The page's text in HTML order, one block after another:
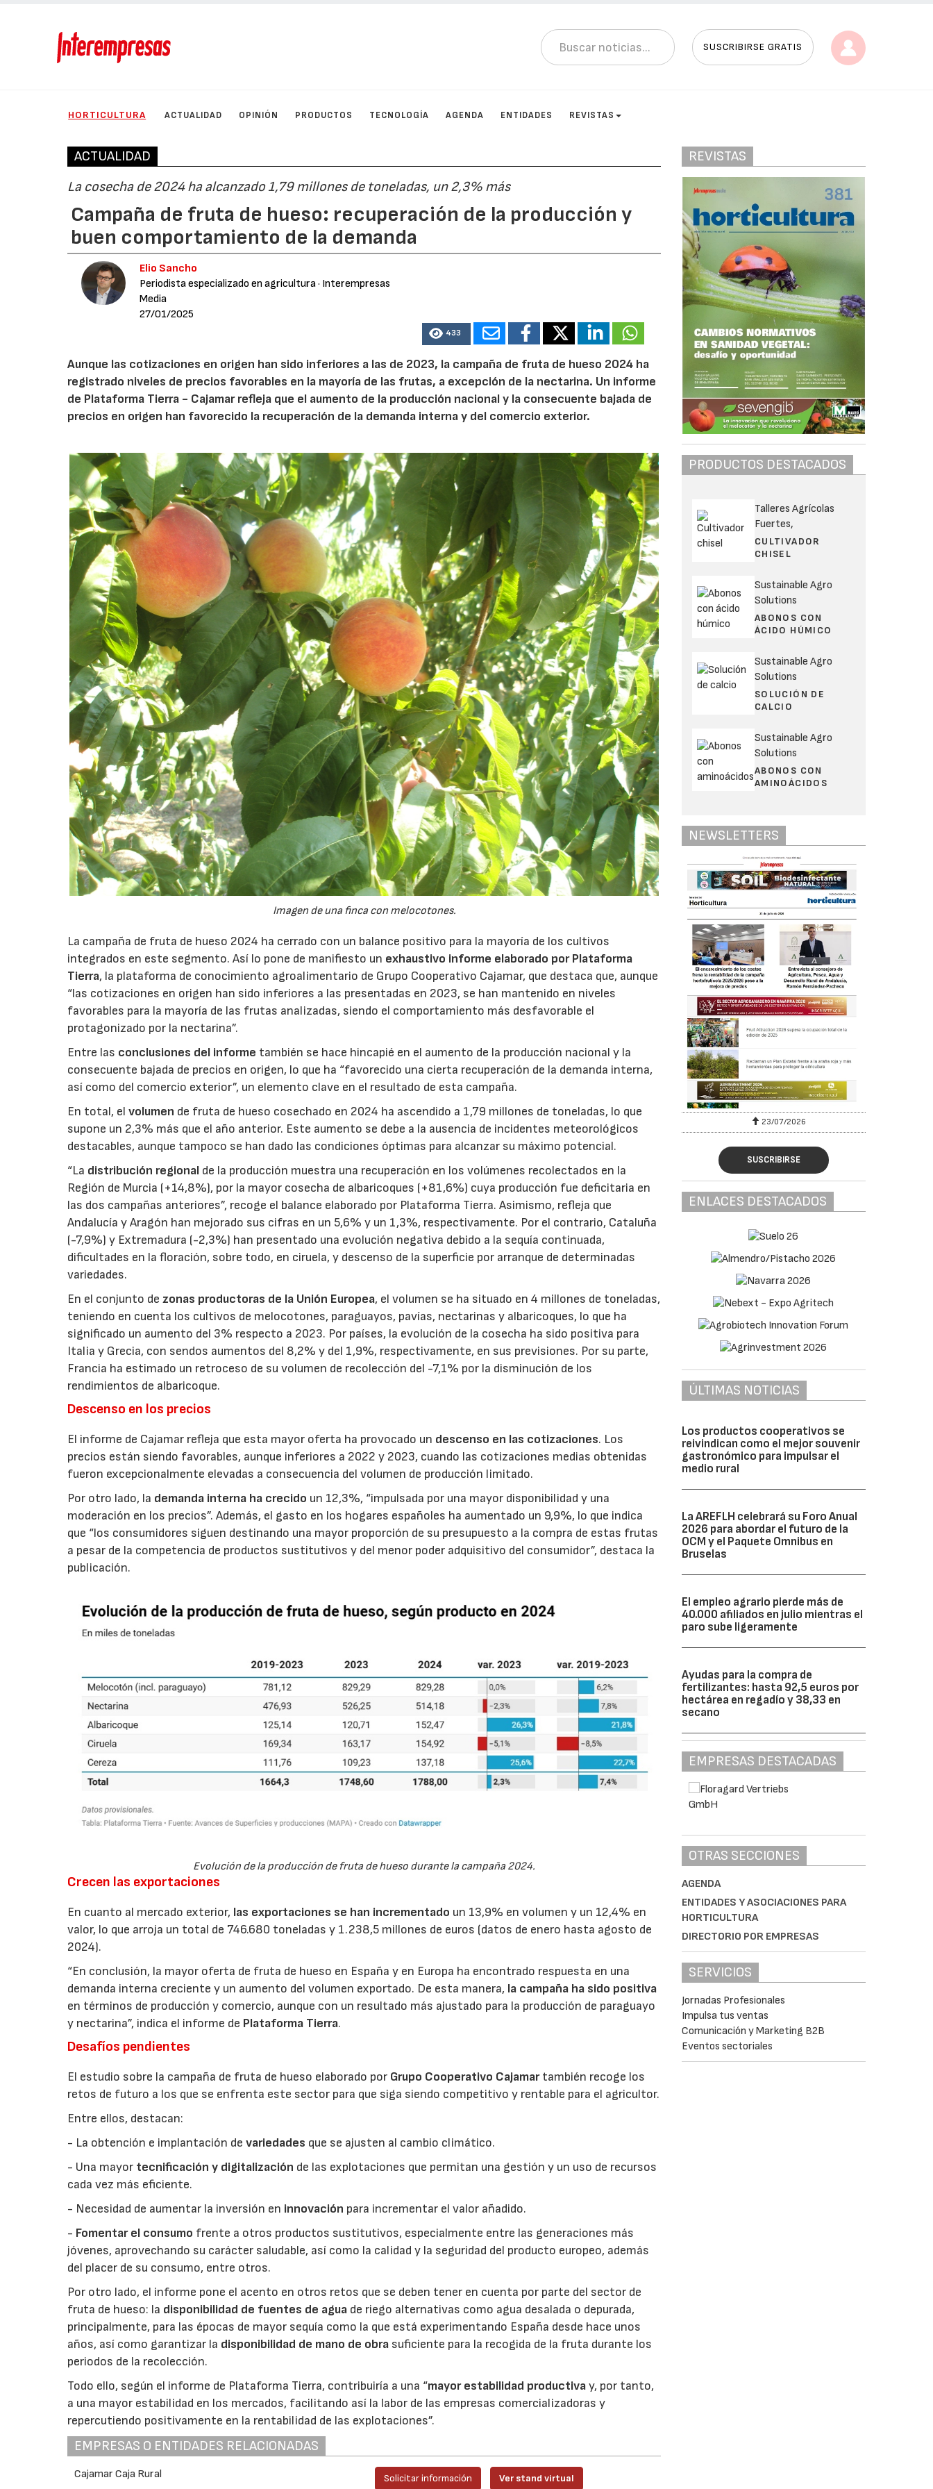
SUSCRIBIRSE GRATIS
HORTICULTURA ACTUALIDAD OPINIÓN PRODUCTOS TECNOLOGÍA AGENDA ENTIDADES REVISTAS
ACTUALIDAD
La cosecha de 2024 ha alcanzado 1,79 millones de toneladas, un 2,3% más
Campaña de fruta de hueso: recuperación de la producción y
buen comportamiento de la demanda
Elio Sancho
Periodista especializado en agricultura· Interempresas
Media
27/01/2025
433
Aunque las cotizaciones en origen han sido inferiores a las de 2023, la campaña de fruta de hueso 2024 ha
registrado niveles de precios favorables en la mayoría de las frutas, a excepción de la nectarina. Un informe
de Plataforma Tierra - Cajamar refleja que el aumento de la producción nacional y la consecuente bajada de
precios en origen han favorecido la recuperación de la demanda interna y del comercio exterior.
Imagen de una finca con melocotones.
La campaña de fruta de hueso 2024 ha cerrado con un balance positivo para la mayoría de los cultivos
integrados en este segmento. Así lo pone de manifiesto un exhaustivo informe elaborado por Plataforma
Tierra, la plataforma de conocimiento agroalimentario de Grupo Cooperativo Cajamar, que destaca que, aunque
“las cotizaciones en origen han sido inferiores a las presentadas en 2023, se han mantenido en niveles
favorables para la mayoría de las frutas analizadas, siendo el comportamiento más desfavorable el
protagonizado por la nectarina”.
Entre las conclusiones del informe también se hace hincapié en el aumento de la producción nacional y la
consecuente bajada de precios en origen, lo que ha “favorecido una cierta recuperación de la demanda interna,
así como del comercio exterior”, un elemento clave en el resultado de esta campaña.
En total, elvolumen de fruta de hueso cosechado en 2024 ha ascendido a 1,79 millones de toneladas, lo que
supone un 2,3% más que el año anterior. Este aumento se debe a la ausencia de incidentes meteorológicos
destacables, aunque tampoco se han dado las condiciones óptimas para alcanzar su máximo potencial.
“La distribución regional de la producción muestra una recuperación en los volúmenes recolectados en la
Región de Murcia (+14,8%), por la mayor cosecha de albaricoques (+81,6%) cuya producción fue deficitaria en
las dos campañas anteriores”, recoge el balance elaborado por Plataforma Tierra. Asimismo, refleja que
Andalucía y Aragón han mejorado sus cifras en un 5,6% y un 1,3%, respectivamente. Por el contrario, Cataluña
(-7,9%) y Extremadura (-2,3%) han presentado una evolución negativa debido a la sequía continuada,
dificultades en la floración, sobre todo, en ciruela, y descenso de la superficie por arranque de determinadas
variedades.
En el conjunto dezonas productoras de la Unión Europea, el volumen se ha situado en 4 millones de toneladas,
teniendo en cuenta los cultivos de melocotones, paraguayos, pavías, nectarinas y albaricoques, lo que ha
significado un aumento del 3% respecto a 2023. Por países, la evolución de la cosecha ha sido positiva para
Italia y Grecia, con sendos aumentos del 8,2% y del 1,9%, respectivamente, en sus previsiones. Por su parte,
Francia ha estimado un retroceso de su volumen de recolección del -7,1% por la disminución de los
rendimientos de albaricoque.
Descenso en los precios
El informe de Cajamar refleja que esta mayor oferta ha provocado un descenso en las cotizaciones. Los
precios están siendo favorables, aunque inferiores a 2022 y 2023, cuando las cotizaciones medias obtenidas
fueron excepcionalmente elevadas a consecuencia del volumen de producción limitado.
Por otro lado, la demanda interna ha crecido un 12,3%, “impulsada por una mayor disponibilidad y una
moderación en los precios”. Además, el gasto en los hogares españoles ha aumentado un 9,9%, lo que indica
que “los consumidores siguen destinando una mayor proporción de su presupuesto a la compra de estas frutas
a pesar de la competencia de productos sustitutivos y del menor poder adquisitivo del consumidor”, destaca la
publicación.
Evolución de la producción de fruta de hueso durante la campaña 2024.
Crecen las exportaciones
En cuanto al mercado exterior, las exportaciones se han incrementado un 13,9% en volumen y un 12,4% en
valor, lo que arroja un total de 746.680 toneladas y 1.238,5 millones de euros (datos de enero hasta agosto de
2024).
“En conclusión, la mayor oferta de fruta de hueso en España y en Europa ha encontrado respuesta en una
demanda interna creciente y un aumento del volumen exportado. De esta manera, la campaña ha sido positiva
en términos de producción y comercio, aunque con un resultado más ajustado para la producción de paraguayo
y nectarina”, indica el informe de Plataforma Tierra.
Desafíos pendientes
El estudio sobre la campaña de fruta de hueso elaborado por Grupo Cooperativo Cajamartambién recoge los
retos de futuro a los que se enfrenta este sector para que siga siendo competitivo y rentable para el agricultor.
Entre ellos, destacan:
- La obtención e implantación devariedades que se ajusten al cambio climático.
- Una mayor tecnificación y digitalización de las explotaciones que permitan una gestión y un uso de recursos
cada vez más eficiente.
- Necesidad de aumentar la inversión en innovación para incrementar el valor añadido.
- Fomentar el consumo frente a otros productos sustitutivos, especialmente entre las generaciones más
jóvenes, aprovechando su carácter saludable, así como la calidad y la seguridad del producto europeo, además
del placer de su consumo, entre otros.
Por otro lado, el informe pone el acento en otros retos que se deben tener en cuenta por parte del sector de
fruta de hueso: la disponibilidad de fuentes de agua de riego alternativas como agua desalada o depurada,
principalmente, para las épocas de mayor sequía como la que está experimentando España desde hace unos
años, así como garantizar la disponibilidad de mano de obra suficiente para la recogida de la fruta durante los
periodos de la recolección.
Todo ello, según el informe de Plataforma Tierra, contribuiría a una “mayor estabilidad productivay, por tanto,
a una mayor estabilidad en los mercados, facilitando así la labor de las empresas comercializadoras y
repercutiendo positivamente en la rentabilidad de las explotaciones”.
EMPRESAS O ENTIDADES RELACIONADAS
Cajamar Caja Rural Solicitar información Ver stand virtual
REVISTAS
PRODUCTOS DESTACADOS
Talleres Agrícolas
Fuertes,
CULTIVADOR
CHISEL
Sustainable Agro
Solutions
ABONOS CON
ÁCIDO HÚMICO
Sustainable Agro
Solutions
SOLUCIÓN DE
CALCIO
Sustainable Agro
Solutions
ABONOS CON
AMINOÁCIDOS
NEWSLETTERS
23/07/2026
SUSCRIBIRSE
ENLACES DESTACADOS
ÚLTIMAS NOTICIAS
Los productos cooperativos se
reivindican como el mejor souvenir
gastronómico para impulsar el
medio rural
La AREFLH celebrará su Foro Anual
2026 para abordar el futuro de la
OCM y el Paquete Omnibus en
Bruselas
El empleo agrario pierde más de
40.000 afiliados en julio mientras el
paro sube ligeramente
Ayudas para la compra de
fertilizantes: hasta 92,5 euros por
hectárea en regadío y 38,33 en
secano
EMPRESAS DESTACADAS
OTRAS SECCIONES
AGENDA
ENTIDADES Y ASOCIACIONES PARA
HORTICULTURA
DIRECTORIO POR EMPRESAS
SERVICIOS
Jornadas Profesionales
Impulsa tus ventas
Comunicación y Marketing B2B
Eventos sectoriales